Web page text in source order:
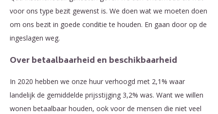
voor ons type bezit gewenst is. We doen wat we moeten doen
om ons bezit in goede conditie te houden. En gaan door op de
ingeslagen weg.
Over betaalbaarheid en beschikbaarheid
In 2020 hebben we onze huur verhoogd met 2,1% waar
landelijk de gemiddelde prijsstijging 3,2% was. Want we willen
wonen betaalbaar houden, ook voor de mensen die niet veel